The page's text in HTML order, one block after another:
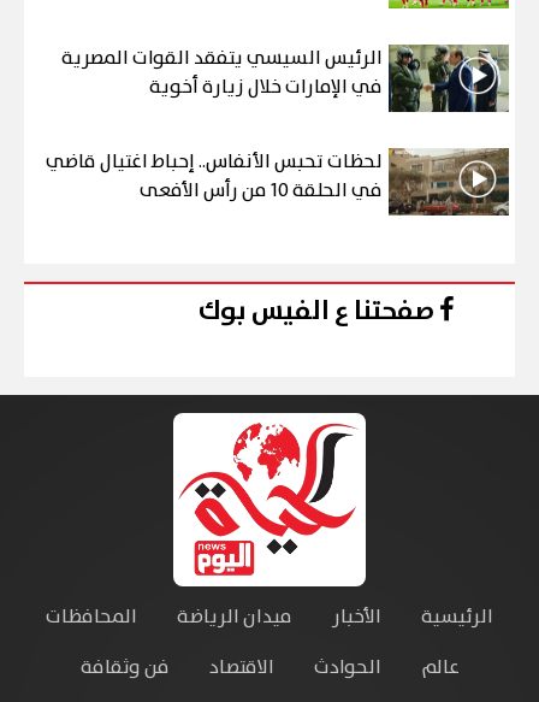
الرئيس السيسي يتفقد القوات المصرية
في الإمارات خلال زيارة أخوية
لحظات تحبس الأنفاس.. إحباط اغتيال قاضي
في الحلقة 10 من رأس الأفعى
صفحتنا ع الفيس بوك
الرئيسية الأخبار ميدان الرياضة
المحافظات
عالم
الحوادث الاقتصاد فن وثقافة